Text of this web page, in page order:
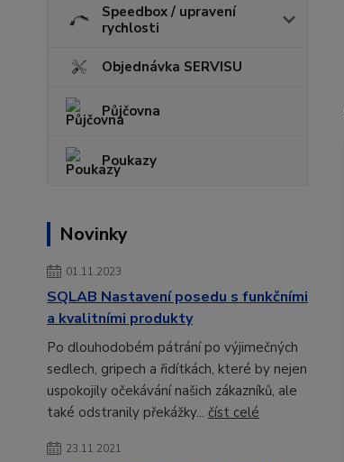
Speedbox / upravení
rychlosti
Objednávka SERVISU
Půjčovna
Poukazy
Novinky
01.11.2023
SQLAB Nastavení posedu s funkčními
a kvalitními produkty
Po dlouhodobém pátrání po výjimečných
sedlech, gripech a řidítkách, které by nejen
uspokojily očekávání našich zákazníků, ale
také odstranily překážky... číst celé
23.11.2021